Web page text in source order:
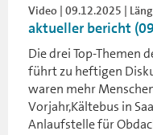
Video | 09.12.2025 |
aktueller bericht
Die drei Top-Themen
führt zu heftigen
waren mehr
Vorjahr,Kältebus in
Anlaufstelle für